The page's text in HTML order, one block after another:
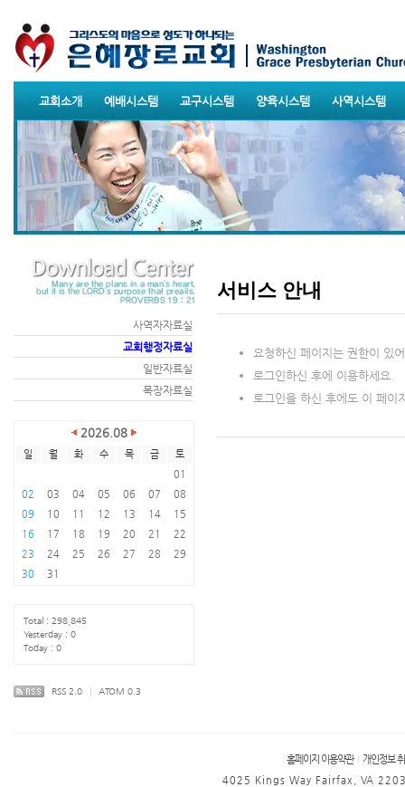
교회소개 예배시스템 교구시스템 양육시스템 사역시스템
사역자자료실
교회행정자료실
일반자료실
목장자료실
2026.08
일 월 화 수 목 금
토
01
02
03 04 05 06 07
08
09
10 11 12 13 14
15
16
17 18 19 20 21
22
23
24 25 26 27 28
29
30
31
Total : 298,845
Yesterday : 0
Today : 0
RSS 2.0 ATOM 0.3
서비스 안내
요청하신 페이지는 권한이 있
로그인하신 후에 이용하세요.
로그인을 하신 후에도 이 페이
홈페이지 이용약관
개인정보
4025 Kings Way Fairfax, VA